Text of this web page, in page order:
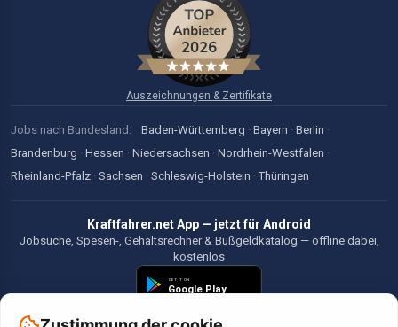
Auszeichnungen & Zertifikate
Jobs nach Bundesland: Baden-Württemberg · Bayern · Berlin ·
Brandenburg · Hessen · Niedersachsen · Nordrhein-Westfalen ·
Rheinland-Pfalz · Sachsen · Schleswig-Holstein · Thüringen
Kraftfahrer.net App — jetzt für Android
Jobsuche, Spesen-, Gehaltsrechner & Bußgeldkatalog — offline dabei,
kostenlos